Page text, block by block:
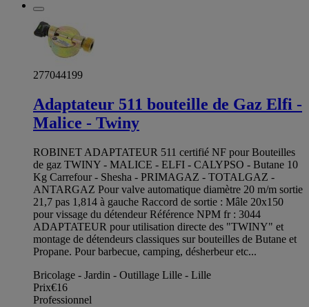
277044199
Adaptateur 511 bouteille de Gaz Elfi -
Malice - Twiny
ROBINET ADAPTATEUR 511 certifié NF pour Bouteilles
de gaz TWINY - MALICE - ELFI - CALYPSO - Butane 10
Kg Carrefour - Shesha - PRIMAGAZ - TOTALGAZ -
ANTARGAZ Pour valve automatique diamètre 20 m/m sortie
21,7 pas 1,814 à gauche Raccord de sortie : Mâle 20x150
pour vissage du détendeur Référence NPM fr : 3044
ADAPTATEUR pour utilisation directe des "TWINY" et
montage de détendeurs classiques sur bouteilles de Butane et
Propane. Pour barbecue, camping, désherbeur etc...
Bricolage - Jardin - Outillage Lille - Lille
Prix€16
Professionnel